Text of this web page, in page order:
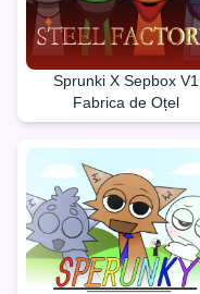
Sprunki X Sepbox V1
Fabrica de Oțel